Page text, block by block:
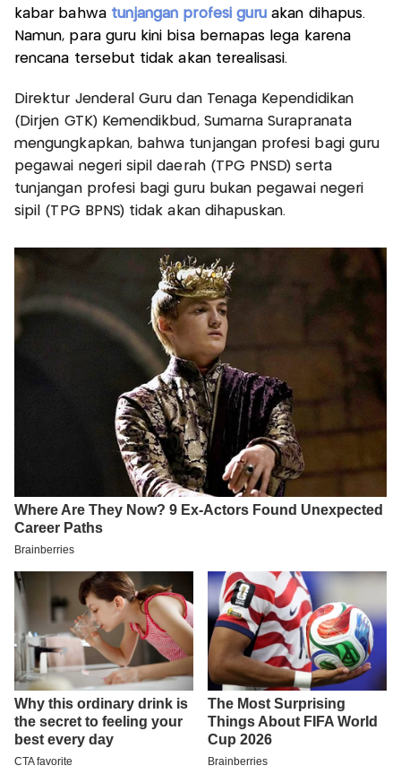
kabar bahwa tunjangan profesi guru akan dihapus.
Namun, para guru kini bisa bernapas lega karena
rencana tersebut tidak akan terealisasi.
Direktur Jenderal Guru dan Tenaga Kependidikan
(Dirjen GTK) Kemendikbud, Sumarna Surapranata
mengungkapkan, bahwa tunjangan profesi bagi guru
pegawai negeri sipil daerah (TPG PNSD) serta
tunjangan profesi bagi guru bukan pegawai negeri
sipil (TPG BPNS) tidak akan dihapuskan.